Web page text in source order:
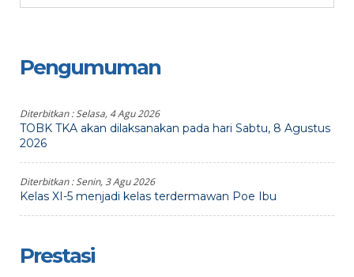
Pengumuman
Diterbitkan :Selasa, 4 Agu 2026
TOBK TKA akan dilaksanakan pada hari Sabtu, 8 Agustus
2026
Diterbitkan :Senin, 3 Agu 2026
Kelas XI-5 menjadi kelas terdermawan Poe Ibu
Prestasi